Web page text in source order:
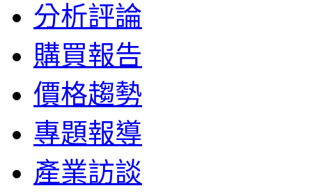
分析評論
購買報告
價格趨勢
專題報導
產業訪談